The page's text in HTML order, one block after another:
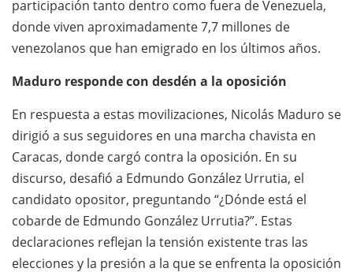
participación tanto dentro como fuera de Venezuela,
donde viven aproximadamente 7,7 millones de
venezolanos que han emigrado en los últimos años.
Maduro responde con desdén a la oposición
En respuesta a estas movilizaciones, Nicolás Maduro se
dirigió a sus seguidores en una marcha chavista en
Caracas, donde cargó contra la oposición. En su
discurso, desafió a Edmundo González Urrutia, el
candidato opositor, preguntando “¿Dónde está el
cobarde de Edmundo González Urrutia?”. Estas
declaraciones reflejan la tensión existente tras las
elecciones y la presión a la que se enfrenta la oposición